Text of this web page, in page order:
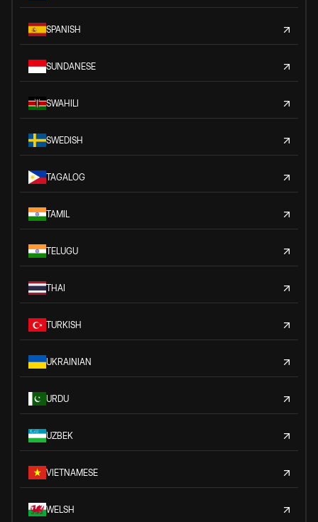
SPANISH
SUNDANESE
SWAHILI
SWEDISH
TAGALOG
TAMIL
TELUGU
THAI
TURKISH
UKRAINIAN
URDU
UZBEK
VIETNAMESE
WELSH